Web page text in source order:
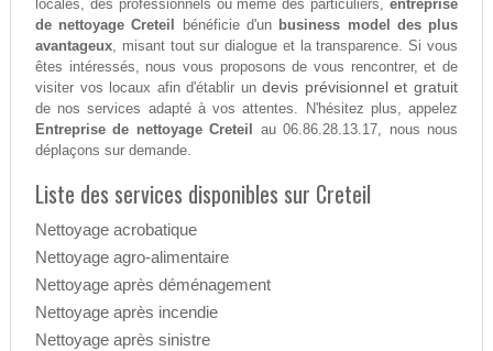
locales, des professionnels ou même des particuliers,entreprise
de nettoyage Creteil
bénéficie d'un business model des plus
avantageux, misant tout sur dialogue et la transparence. Si vous
êtes intéressés, nous vous proposons de vous rencontrer, et de
visiter vos locaux afin d'établir undevis prévisionnel et gratuit
de nos services adapté à vos attentes. N'hésitez plus, appelez
Entreprise de nettoyage Creteil
au 06.86.28.13.17, nous nous
déplaçons sur demande.
Liste des services disponibles sur Creteil
Nettoyage acrobatique
Nettoyage agro-alimentaire
Nettoyage après déménagement
Nettoyage après incendie
Nettoyage après sinistre